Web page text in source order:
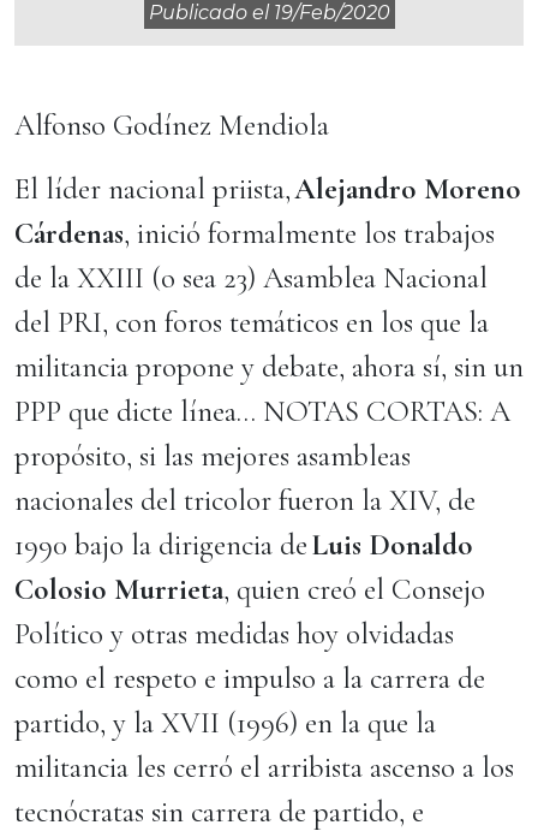
Publicado el 19/feb/2020
Alfonso Godínez Mendiola
El líder nacional priista,Alejandro Moreno
Cárdenas, inició formalmente los trabajos
de la XXIII (o sea 23) Asamblea Nacional
del PRI, con foros temáticos en los que la
militancia propone y debate, ahora sí, sin un
PPP que dicte línea… NOTAS CORTAS: A
propósito, si las mejores asambleas
nacionales del tricolor fueron la XIV, de
1990 bajo la dirigencia deLuis Donaldo
Colosio Murrieta, quien creó el Consejo
Político y otras medidas hoy olvidadas
como el respeto e impulso a la carrera de
partido, y la XVII (1996) en la que la
militancia les cerró el arribista ascenso a los
tecnócratas sin carrera de partido, e